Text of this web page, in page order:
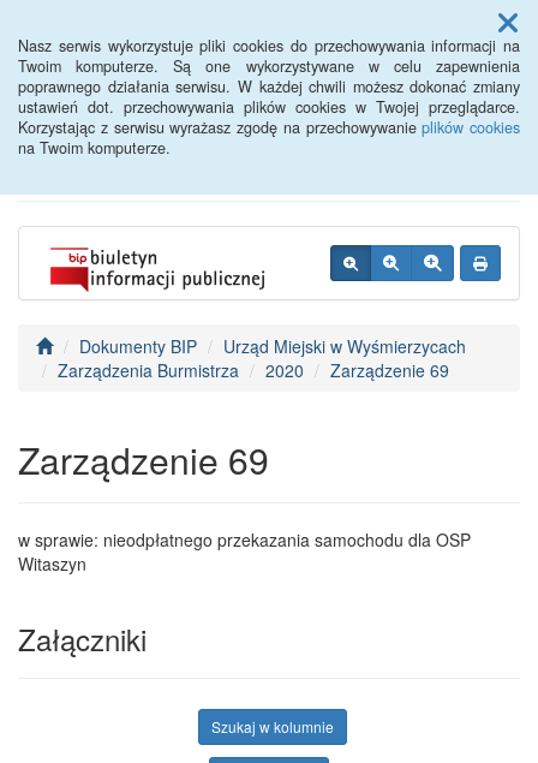
Nasz serwis wykorzystuje pliki cookies do przechowywania informacji na
Twoim komputerze. Są one wykorzystywane w celu zapewnienia
poprawnego działania serwisu. W każdej chwili możesz dokonać zmiany
ustawień dot. przechowywania plików cookies w Twojej przeglądarce.
Korzystając z serwisu wyrażasz zgodę na przechowywanieplików cookies
na Twoim komputerze.
Menu
BIP - Urząd Miejski
Wyśmierzyce
Dokumenty BIP
Urząd Miejski w Wyśmierzycach
Zarządzenia Burmistrza
2020 Zarządzenie 69
Zarządzenie 69
w sprawie: nieodpłatnego przekazania samochodu dla OSP
Witaszyn
Załączniki
Szukaj w kolumnie